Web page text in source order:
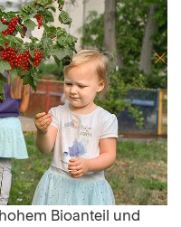
Gruppen
Garten mit viel
gesunde und
Bioanteil und